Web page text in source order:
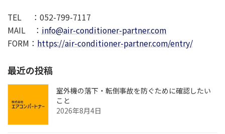
TEL ：052-799-7117
MAIL ： info@air-conditioner-partner.com
FORM： https://air-conditioner-partner.com/entry/
最近の投稿
室外機の落下・転倒事故を防ぐために確認したい
こと
2026年8月4日